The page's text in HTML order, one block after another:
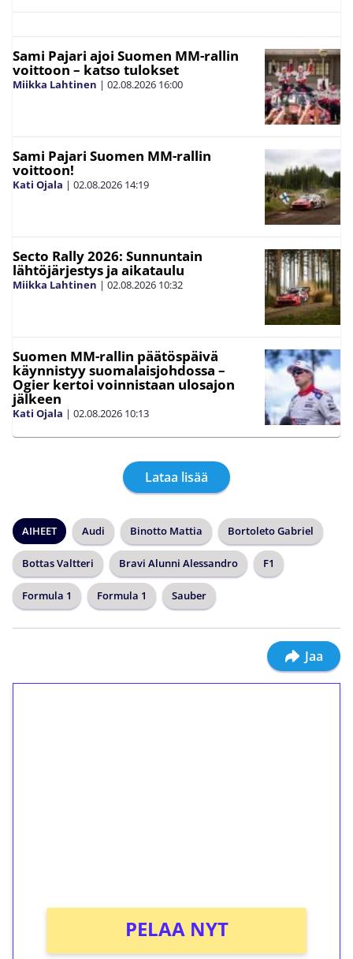
Sami Pajari ajoi Suomen MM-rallin
voittoon – katso tulokset
Miikka Lahtinen | 02.08.2026 16:00
Sami Pajari Suomen MM-rallin
voittoon!
Kati Ojala | 02.08.2026 14:19
Secto Rally 2026: Sunnuntain
lähtöjärjestys ja aikataulu
Miikka Lahtinen | 02.08.2026 10:32
Suomen MM-rallin päätöspäivä
käynnistyy suomalaisjohdossa –
Ogier kertoi voinnistaan ulosajon
jälkeen
Kati Ojala | 02.08.2026 10:13
Lataa lisää
AIHEET Audi Binotto Mattia Bortoleto Gabriel
Bottas Valtteri Bravi Alunni Alessandro F1
Formula 1 Formula 1 Sauber
Jaa
PELAA NYT